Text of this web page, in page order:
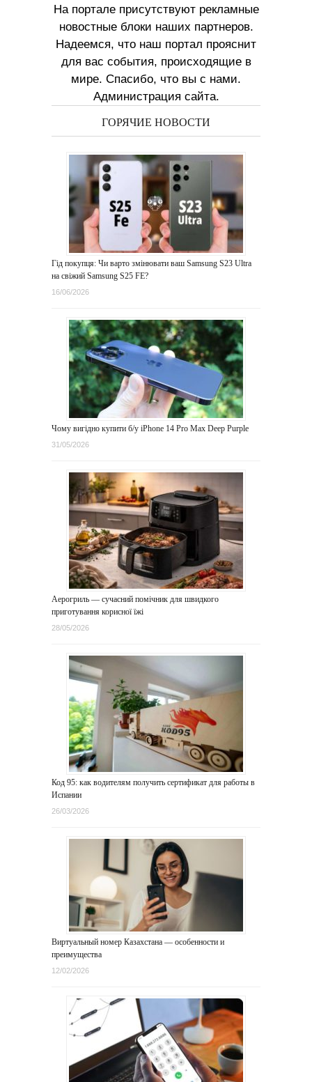
На портале присутствуют рекламные
новостные блоки наших партнеров.
Надеемся, что наш портал прояснит
для вас события, происходящие в
мире. Спасибо, что вы с нами.
Администрация сайта.
ГОРЯЧИЕ НОВОСТИ
Гід покупця: Чи варто змінювати ваш Samsung S23 Ultra
на свіжий Samsung S25 FE?
16/06/2026
Чому вигідно купити б/у iPhone 14 Pro Max Deep Purple
31/05/2026
Аерогриль — сучасний помічник для швидкого
приготування корисної їжі
28/05/2026
Код 95: как водителям получить сертификат для работы в
Испании
26/03/2026
Виртуальный номер Казахстана — особенности и
преимущества
12/02/2026